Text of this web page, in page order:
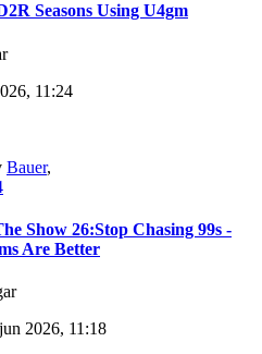
Seasons Using U4gm
11:24
Bauer,
Show 26:Stop Chasing 99s -
Are Better
2026, 11:18